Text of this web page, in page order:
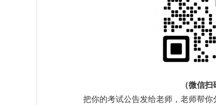
（微信
把你的考试公告发给老师，老师帮你